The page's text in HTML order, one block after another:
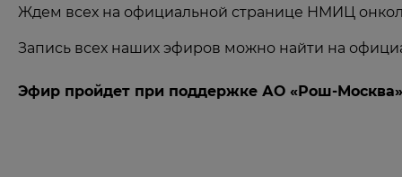
Ждем всех на официальной странице НМИЦ
Запись всех наших эфиров можно найти на
Эфир пройдет при поддержке АО «Рош-